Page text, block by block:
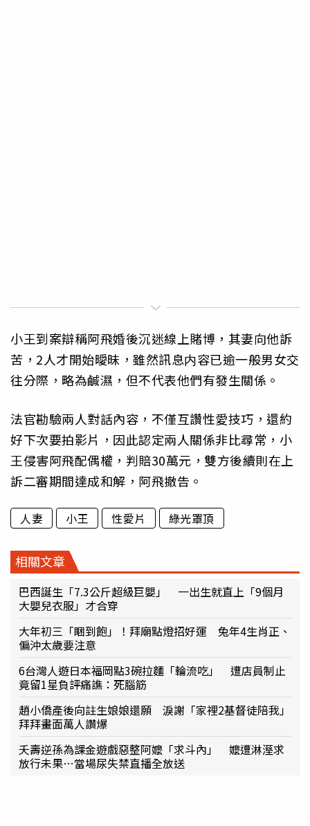
小王到案辯稱阿飛婚後沉迷線上賭博，其妻向他訴
苦，2人才開始曖昧，雖然訊息内容已逾一般男女交
往分際，略為鹹濕，但不代表他們有發生關係。
法官勘驗兩人對話內容，不僅互讚性愛技巧，還約
好下次要拍影片，因此認定兩人關係非比尋常，小
王侵害阿飛配偶權，判賠30萬元，雙方後續則在上
訴二審期間達成和解，阿飛撤告。
人妻 小王 性愛片 綠光罩頂
相關文章
巴西誕生「7.3公斤超級巨嬰」 一出生就直上「9個月
大嬰兒衣服」才合穿
大年初三「睏到飽」！拜廟點燈招好運 兔年4生肖正、
偏沖太歲要注意
6台灣人遊日本福岡點3碗拉麵「輪流吃」 遭店員制止
竟留1星負評痛譙：死腦筋
趙小僑產後向註生娘娘還願 淚謝「家裡2基督徒陪我」
拜拜畫面萬人讚爆
夭壽逆孫為課金遊戲惡整阿嬤「求斗內」 嬤遭淋溼求
放行未果…當場尿失禁直播全放送